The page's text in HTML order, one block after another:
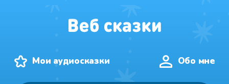
Мои аудиосказки Обо мне